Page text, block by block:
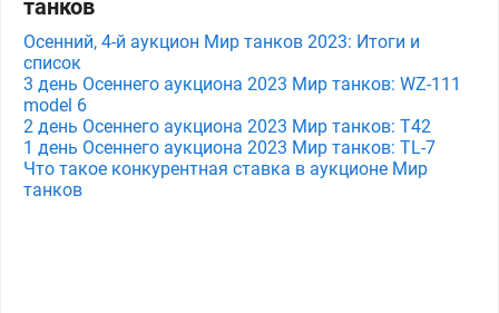
танков
Осенний, 4-й аукцион Мир танков 2023: Итоги и
список
3 день Осеннего аукциона 2023 Мир танков: WZ-111
model 6
2 день Осеннего аукциона 2023 Мир танков: T42
1 день Осеннего аукциона 2023 Мир танков: TL-7
Что такое конкурентная ставка в аукционе Мир
танков